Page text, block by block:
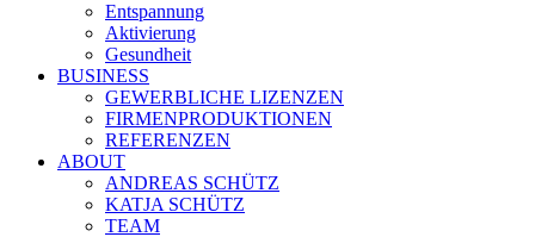
Entspannung
Aktivierung
Gesundheit
BUSINESS
GEWERBLICHE LIZENZEN
FIRMENPRODUKTIONEN
REFERENZEN
ABOUT
ANDREAS SCHÜTZ
KATJA SCHÜTZ
TEAM